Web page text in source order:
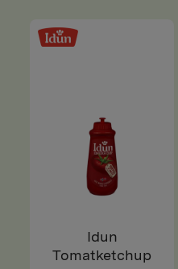
Idun
Tomatketchup